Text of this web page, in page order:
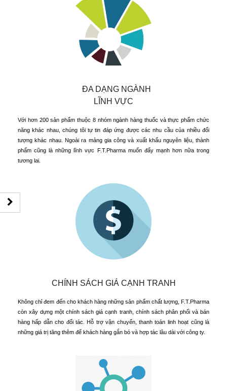
ĐA DẠNG NGÀNH
LĨNH VỰC
Với hơn 200 sản phẩm thuộc 8 nhóm ngành hàng thuốc và thực phẩm chức
năng khác nhau, chúng tôi tự tin đáp ứng được các nhu cầu của nhiều đối
tượng khác nhau. Ngoài ra mảng gia công và xuất khẩu nguyên liệu, thành
phẩm cũng là những lĩnh vực F.T.Pharma muốn đẩy mạnh hơn nữa trong
tương lai.
CHÍNH SÁCH GIÁ CẠNH TRANH
Không chỉ đem đến cho khách hàng những sản phẩm chất lượng, F.T.Pharma
còn xây dựng một chính sách giá cạnh tranh, chính sách phân phối và bán
hàng hấp dẫn cho đối tác. Hỗ trợ vận chuyển, thanh toán linh hoạt cũng là
những giá trị tăng thêm để khách hàng gắn bó và hợp tác lâu dài với công ty.